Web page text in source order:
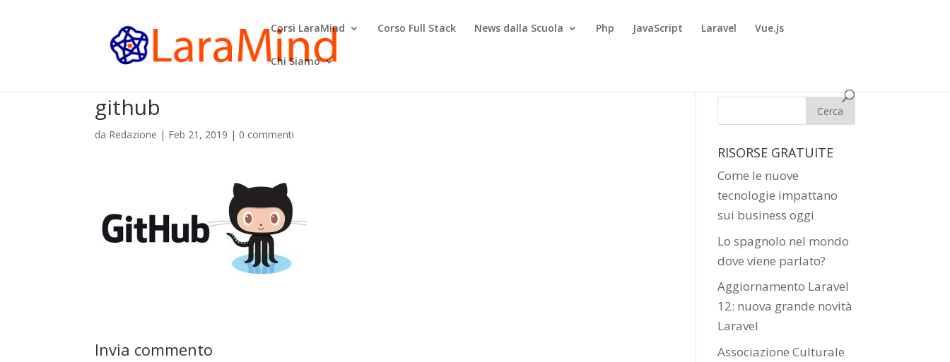
Corsi LaraMind Corso Full Stack News dalla Scuola Php JavaScript Laravel Vue.js
Chi Siamo
github
da Redazione | Feb 21, 2019 | 0 commenti
Invia commento
RISORSE GRATUITE
Come le nuove
tecnologie impattano
sui business oggi
Lo spagnolo nel mondo
dove viene parlato?
Aggiornamento Laravel
12: nuova grande novità
Laravel
Associazione Culturale